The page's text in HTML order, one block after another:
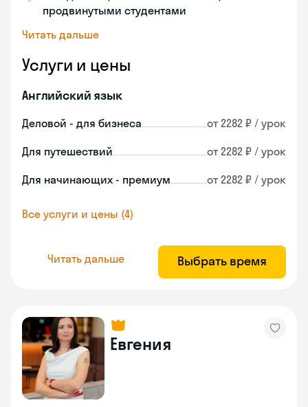
продвинутыми студентами
Читать дальше
Услуги и цены
Английский язык
Деловой - для бизнеса от 2282 ₽ / урок
Для путешествий от 2282 ₽ / урок
Для начинающих - премиум от 2282 ₽ / урок
Все услуги и цены (4)
Читать дальше Выбрать время
Евгения